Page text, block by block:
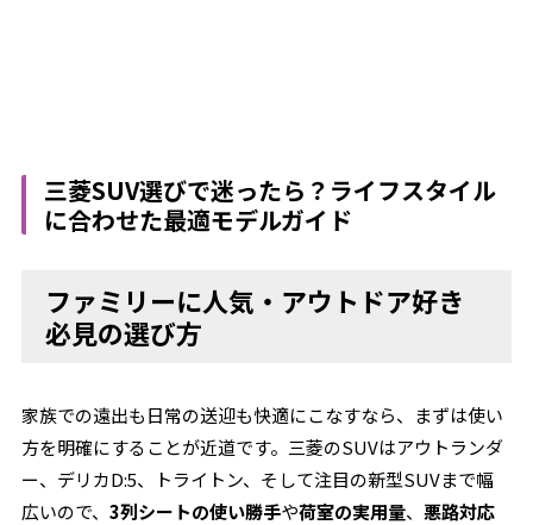
三菱SUV選びで迷ったら？ライフスタイル
に合わせた最適モデルガイド
ファミリーに人気・アウトドア好き
必見の選び方
家族での遠出も日常の送迎も快適にこなすなら、まずは使い
方を明確にすることが近道です。三菱のSUVはアウトランダ
ー、デリカD:5、トライトン、そして注目の新型SUVまで幅
広いので、3列シートの使い勝手や荷室の実用量、悪路対応